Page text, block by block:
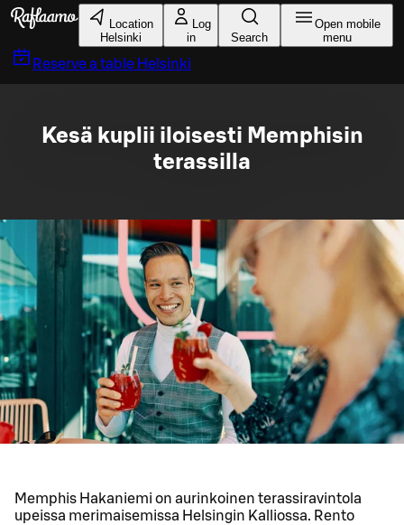
Skip to main content
Location
Helsinki
Log
in
Search
Open mobile
menu
Reserve a table Helsinki
Kesä kuplii iloisesti Memphisin
terassilla
Memphis Hakaniemi on aurinkoinen terassiravintola
upeissa merimaisemissa Helsingin Kalliossa. Rento